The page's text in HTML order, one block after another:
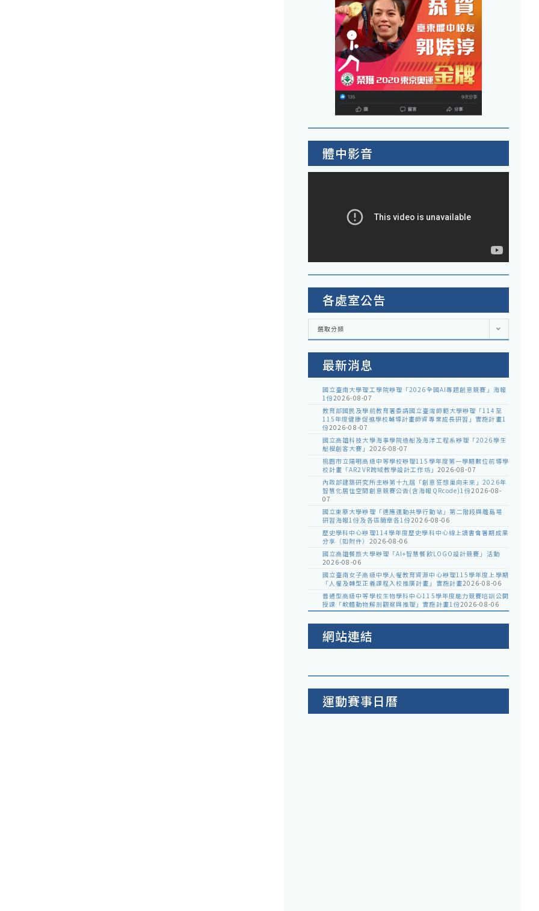
體中影音
各處室公告
各
室
選取分類
最新消息
國立臺南大學理工學院辦理「2026全國AI專題創意競賽」海報
1份2026-08-07
教育部國民及學前教育署委請國立臺灣師範大學辦理「114至
115年度健康促進學校輔導計畫師資專業成長研習」實施計畫1
份2026-08-07
國立高雄科技大學海事學院造船及海洋工程系辦理「2026學生
船模創客大賽」 2026-08-07
桃園市立陽明高級中等學校辦理115學年度第一學期數位前導學
校計畫「AR2VR跨域教學設計工作坊」 2026-08-07
內政部建築研究所主辦第十九屆「創意狂想巢向未來」2026年
智慧化居住空間創意競賽公告(含海報QRcode)1份2026-08-
07
國立東華大學辦理「適應運動共學行動站」第二階段與離島場
研習海報1份及各區簡章各1份2026-08-06
歷史學科中心辦理114學年度歷史學科中心線上讀書會暑期成果
分享（如附件） 2026-08-06
國立高雄餐旅大學辦理「AI+智慧餐飲LOGO設計競賽」活動
2026-08-06
國立臺南女子高級中學人權教育資源中心辦理115學年度上學期
「人權及轉型正義課程入校推廣計畫」實施計畫2026-08-06
普通型高級中等學校生物學科中心115學年度能力競賽培訓公開
授課「軟體動物解剖觀察與推理」實施計畫1份2026-08-06
網站連結
運動賽事日曆